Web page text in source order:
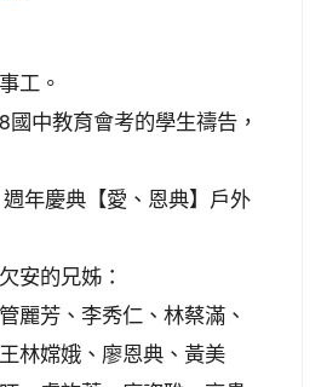
工。
中教育會考的學生禱告，
年慶典【愛、恩典】戶外
安的兄姊：
麗芳、李秀仁、林蔡滿、
林嫦娥、廖恩典、黃美